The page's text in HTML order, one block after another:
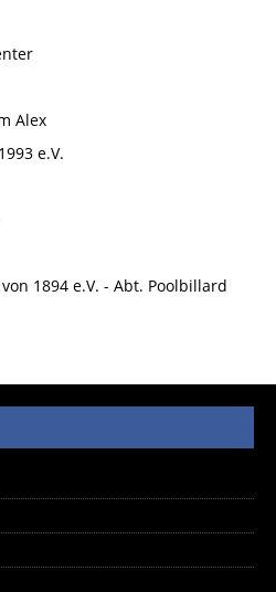
Alex
e.V.
1894 e.V. - Abt. Poolbillard